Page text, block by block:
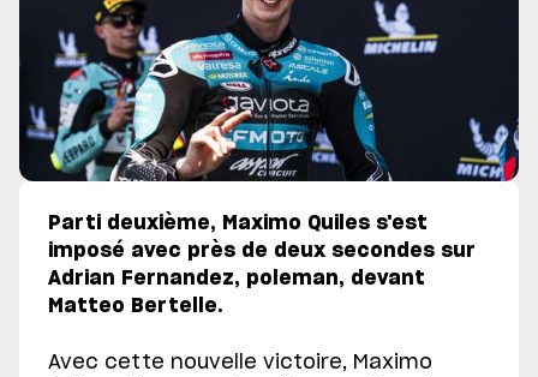
Parti deuxième, Maximo Quiles s'est
imposé avec près de deux secondes sur
Adrian Fernandez, poleman, devant
Matteo Bertelle.
Avec cette nouvelle victoire, Maximo